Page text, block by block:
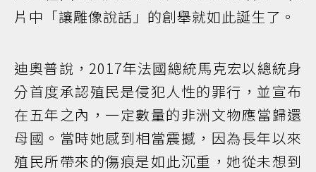
片中「讓雕像說話」的創舉就如此誕生了。
迪奧普說，2017年法國總統馬克宏以總統身
分首度承認殖民是侵犯人性的罪行，並宣布
在五年之內，一定數量的非洲文物應當歸還
母國。當時她感到相當震撼，因為長年以來
殖民所帶來的傷痕是如此沉重，她從未想到